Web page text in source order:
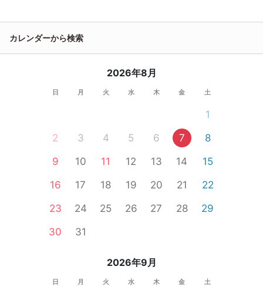
カレンダーから検索
2026年8月
日 月 火 水 木 金 土
1
2
3 4 5 6 7
8
9
10 11 12 13 14
15
16
17 18 19 20 21
22
23
24 25 26 27 28
29
30
31
2026年9月
日 月 火 水 木 金 土